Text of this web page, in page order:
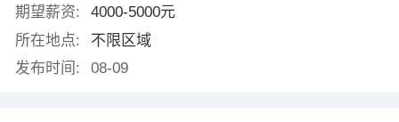
期望薪资:
4000-5000元
所在地点:
不限区域
发布时间:
08-09